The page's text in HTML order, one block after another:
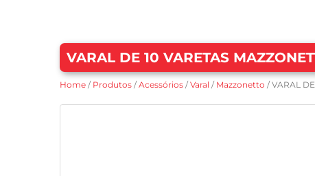
VARAL DE 10 VARETAS
Home / Produtos /Acessórios /Varal / Mazzonetto / VARAL